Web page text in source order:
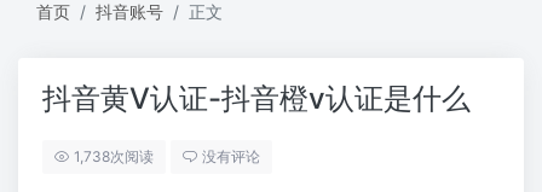
首页 抖音账号 正文
抖音黄V认证-抖音橙v认证是什么
1,738次阅读 没有评论